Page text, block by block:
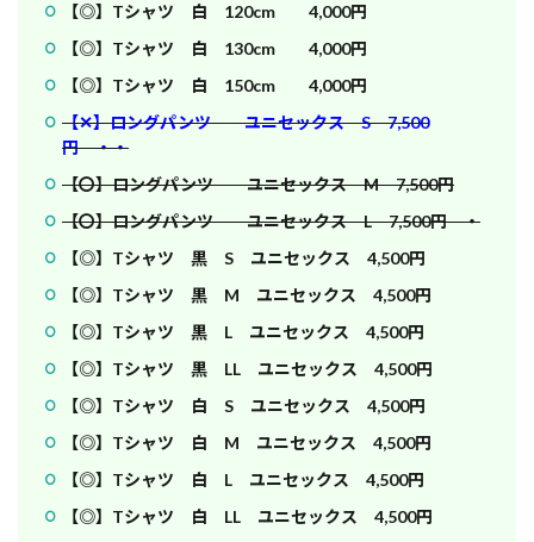
【◎】Tシャツ 白 120cm 4,000円
【◎】Tシャツ 白 130cm 4,000円
【◎】Tシャツ 白 150cm 4,000円
【✕】ロングパンツ ユニセックス S 7,500
円 ・・
【〇】ロングパンツ ユニセックス M 7,500円
【〇】ロングパンツ ユニセックス L 7,500円 ・
【◎】Tシャツ 黒 S ユニセックス 4,500円
【◎】Tシャツ 黒 M ユニセックス 4,500円
【◎】Tシャツ 黒 L ユニセックス 4,500円
【◎】Tシャツ 黒 LL ユニセックス 4,500円
【◎】Tシャツ 白 S ユニセックス 4,500円
【◎】Tシャツ 白 M ユニセックス 4,500円
【◎】Tシャツ 白 L ユニセックス 4,500円
【◎】Tシャツ 白 LL ユニセックス 4,500円